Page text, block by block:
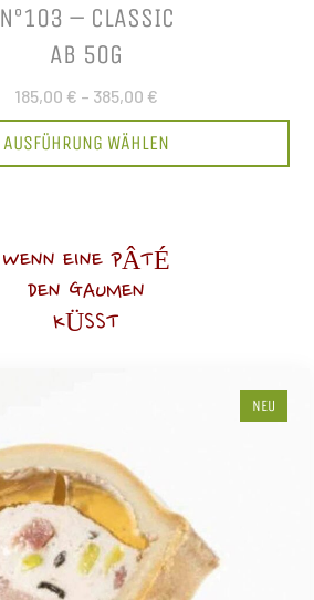
N°103 – CLASSIC
AB 50G
185,00 € – 385,00 €
AUSFÜHRUNG WÄHLEN
WENN EINE PÂTÉ
DEN GAUMEN
KÜSST
NEU